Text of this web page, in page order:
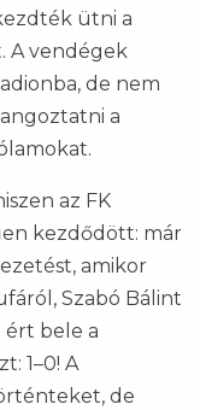
ütni a
A vendégek
de nem
a
az FK
kezdődött: már
amikor
Szabó Bálint
ért bele a
1–0! A
de